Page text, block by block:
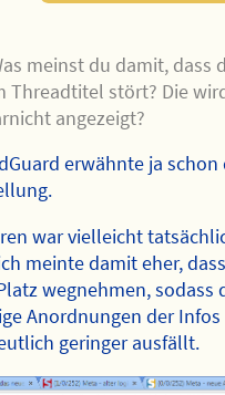
meinst du damit, dass
Threadtitel stört? Die
angezeigt?
erwähnte ja schon
war vielleicht
meinte damit eher,
wegnehmen, sodass
Anordnungen der Infos
geringer ausfällt.